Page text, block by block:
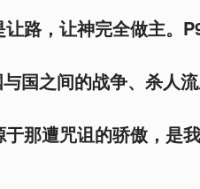
路，让神完全做主。
国之间的战争、杀人
那遭咒诅的骄傲，是